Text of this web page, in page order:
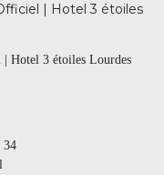
| Hotel 3 étoiles
Hotel 3 étoiles Lourdes
34